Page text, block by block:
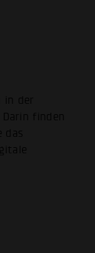
in der
finden
das